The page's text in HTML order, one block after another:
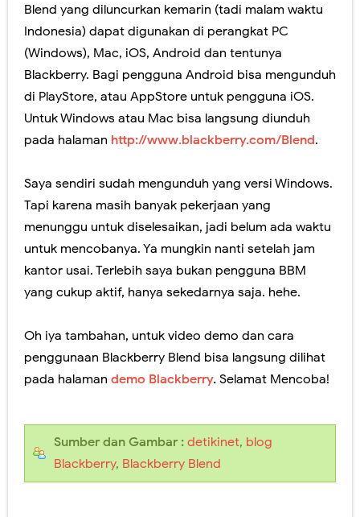
Blend yang diluncurkan kemarin (tadi malam waktu
Indonesia) dapat digunakan di perangkat PC
(Windows), Mac, iOS, Android dan tentunya
Blackberry. Bagi pengguna Android bisa mengunduh
di PlayStore, atau AppStore untuk pengguna iOS.
Untuk Windows atau Mac bisa langsung diunduh
pada halaman http://www.blackberry.com/Blend.
Saya sendiri sudah mengunduh yang versi Windows.
Tapi karena masih banyak pekerjaan yang
menunggu untuk diselesaikan, jadi belum ada waktu
untuk mencobanya. Ya mungkin nanti setelah jam
kantor usai. Terlebih saya bukan pengguna BBM
yang cukup aktif, hanya sekedarnya saja. hehe.
Oh iya tambahan, untuk video demo dan cara
penggunaan Blackberry Blend bisa langsung dilihat
pada halaman demo Blackberry. Selamat Mencoba!
Sumber dan Gambar : detikinet, blog
Blackberry, Blackberry Blend